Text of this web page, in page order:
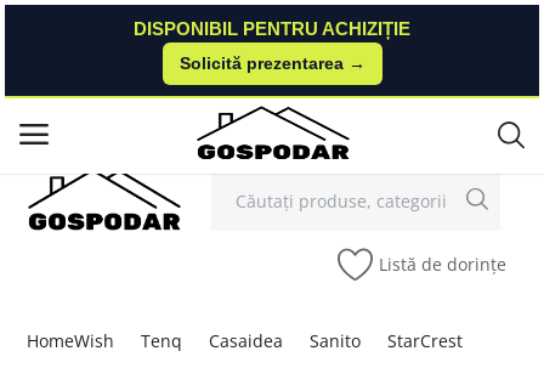
DISPONIBIL PENTRU ACHIZIȚIE
Solicită prezentarea →
Contact Autentificare Înregistrare
Listă de dorințe
HomeWish Tenq Casaidea Sanito StarCrest
DISPONIBIL PENTRU ACHIZIȚIE
Solicită prezentarea →
Meniu principal
Categorii